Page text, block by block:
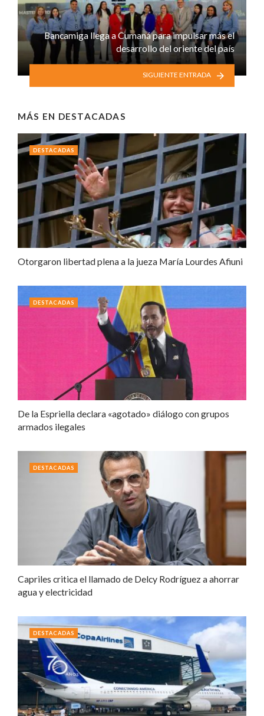
Bancamiga llega a Cumaná para impulsar más el
desarrollo del oriente del país
SIGUIENTE ENTRADA
MÁS EN DESTACADAS
Otorgaron libertad plena a la jueza María Lourdes Afiuni
DESTACADAS
De la Espriella declara «agotado» diálogo con grupos
armados ilegales
DESTACADAS
Capriles critica el llamado de Delcy Rodríguez a ahorrar
agua y electricidad
DESTACADAS
DESTACADAS